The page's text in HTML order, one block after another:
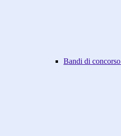
Bandi di concorso